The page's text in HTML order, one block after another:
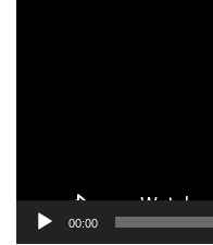
00:00